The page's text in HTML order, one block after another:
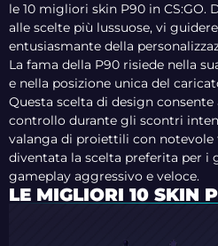
le 10 migliori skin P90 in CS:GO.
alle scelte più lussuose, vi
entusiasmante della
La fama della P90 risiede nella
e nella posizione unica del
Questa scelta di design
controllo durante gli scontri
valanga di proiettili con notevole
diventata la scelta preferita per i
gameplay aggressivo e veloce.
LE MIGLIORI 10 SKIN